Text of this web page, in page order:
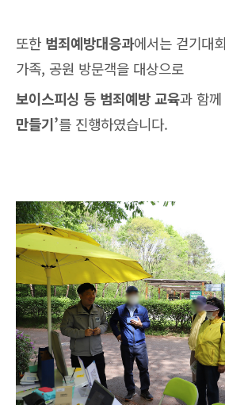
또한 범죄예방대응과에서는 걷기대
가족, 공원 방문객을 대상으로
보이스피싱 등 범죄예방 교육과 함께
만들기’를 진행하였습니다.